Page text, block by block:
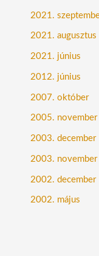
2021.
2021. augusztus
2021. június
2012. június
2007. október
2005. november
2003. december
2003. november
2002. december
2002. május